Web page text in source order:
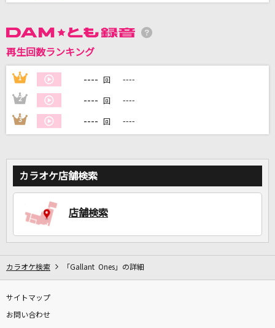
再生回数ランキング
1 ---- 回 ----
2 ---- 回 ----
3 ---- 回 ----
カラオケ店舗検索
店舗検索
カラオケ検索 「Gallant Ones」の詳細
サイトマップ
お問い合わせ